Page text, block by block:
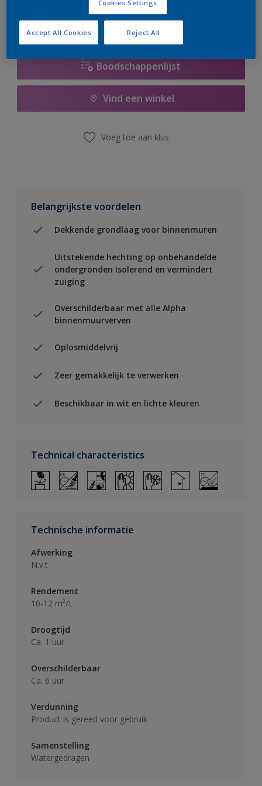
Boodschappenlijst
Vind een winkel
Voeg toe aan klus
Belangrijkste voordelen
Dekkende grondlaag voor binnenmuren
Uitstekende hechting op onbehandelde
ondergronden Isolerend en vermindert
zuiging
Overschilderbaar met alle Alpha
binnenmuurverven
Oplosmiddelvrij
Zeer gemakkelijk te verwerken
Beschikbaar in wit en lichte kleuren
Technical characteristics
Technische informatie
Afwerking
N.v.t
Rendement
10-12 m²/L
Droogtijd
Ca. 1 uur
Overschilderbaar
Ca. 6 uur
Verdunning
Product is gereed voor gebruik
Samenstelling
Watergedragen
Cookies Settings
Reject All
Accept All Cookies